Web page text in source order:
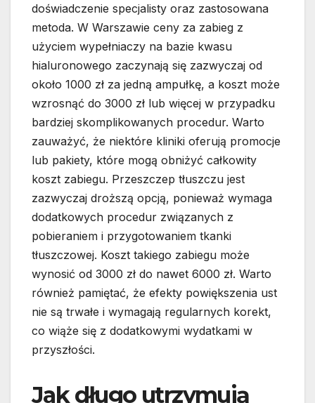
doświadczenie specjalisty oraz zastosowana
metoda. W Warszawie ceny za zabieg z
użyciem wypełniaczy na bazie kwasu
hialuronowego zaczynają się zazwyczaj od
około 1000 zł za jedną ampułkę, a koszt może
wzrosnąć do 3000 zł lub więcej w przypadku
bardziej skomplikowanych procedur. Warto
zauważyć, że niektóre kliniki oferują promocje
lub pakiety, które mogą obniżyć całkowity
koszt zabiegu. Przeszczep tłuszczu jest
zazwyczaj droższą opcją, ponieważ wymaga
dodatkowych procedur związanych z
pobieraniem i przygotowaniem tkanki
tłuszczowej. Koszt takiego zabiegu może
wynosić od 3000 zł do nawet 6000 zł. Warto
również pamiętać, że efekty powiększenia ust
nie są trwałe i wymagają regularnych korekt,
co wiąże się z dodatkowymi wydatkami w
przyszłości.
Jak długo utrzymują